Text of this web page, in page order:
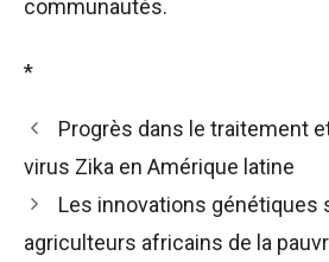
communautés.
*
Progrès dans le traitement
virus Zika en Amérique latine
Les innovations génétiques
agriculteurs africains de la